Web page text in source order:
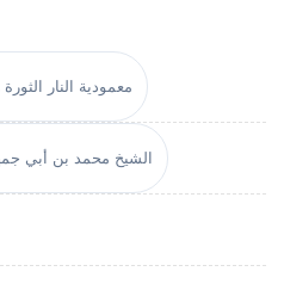
معمودية النار
الشيخ محمد بن أبي